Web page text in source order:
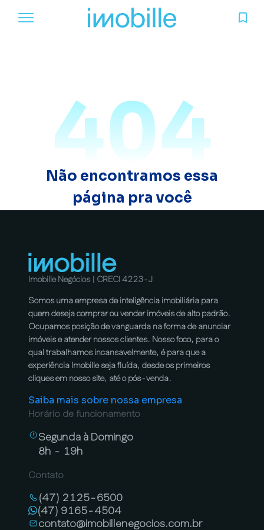
404
Não encontramos essa
página pra você
Imobille Negócios | CRECI 4223-J
Somos uma empresa de inteligência imobiliária para
quem deseja comprar ou vender imóveis de alto padrão.
Ocupamos posição de vanguarda na forma de anunciar
imóveis e atender nossos clientes. Nosso foco, para o
qual trabalhamos incansavelmente, é para que a
experiência Imobille seja fluída, desde os primeiros
cliques em nosso site, até o pós-venda.
Saiba mais sobre nossa empresa
Horário de funcionamento
Segunda à Domingo
8h - 19h
Contato
(47) 2125-6500
(47) 9165-4504
contato@imobillenegocios.com.br